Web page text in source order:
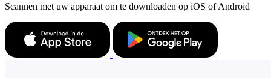
Scannen met uw apparaat om te downloaden op iOS of Android